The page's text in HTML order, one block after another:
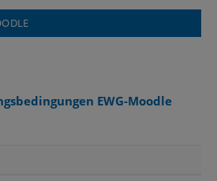
EWG-Moodle